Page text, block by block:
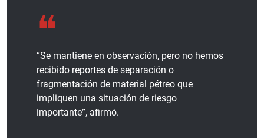
“Se mantiene en observación, pero no hemos
recibido reportes de separación o
fragmentación de material pétreo que
impliquen una situación de riesgo
importante”, afirmó.